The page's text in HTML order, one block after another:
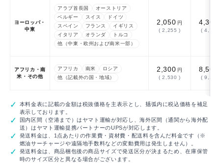
ヨーロッパ・
中東
アラブ首長国
オーストリア
ベルギー
スイス
ドイツ
スペイン
フランス
イギリス
イタリア
オランダ
トルコ
他（中東・欧州および南米一部）
2,050 円
( 2,255 )
4,300
( 4,730
アフリカ・南
米・その他
アフリカ 南米
ロシア
他（記載外の国・地域）
2,300 円
( 2,530 )
8,500
( 9,350
本料金表に記載の金額は税抜価格を主表示とし、括弧内に税込価格を補足
表示しております。
国内区間（空港まで）はヤマト運輸が対応し、海外区間（通関から海外配
送）はヤマト運輸提携パートナーのUPSが対応します。
発送料金は、1点あたりの作業費・資材費・配送料を含んだ料金です（※
燃油サーチャージや遠隔地手数料などの変動費用は発生しません）。
発送料金は、商品梱包後の商品サイズで発送区分が決まるため、在庫保管
時のサイズ区分と異なる場合がございます。